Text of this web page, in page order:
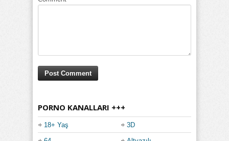
PORNO KANALLARI +++
18+ Yaş 3D